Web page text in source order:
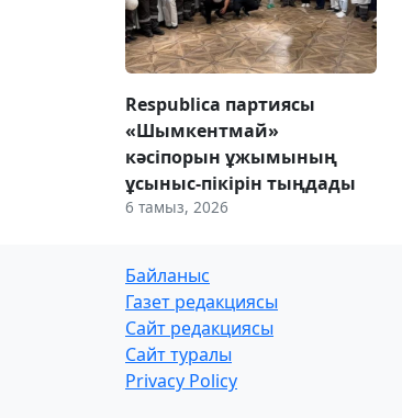
Respublica партиясы
«Шымкентмай»
кәсіпорын ұжымының
ұсыныс-пікірін тыңдады
6 тамыз, 2026
Байланыс
Газет редакциясы
Сайт редакциясы
Сайт туралы
Privacy Policy